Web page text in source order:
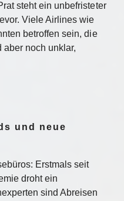
steht ein unbefristeter
Viele Airlines wie
betroffen sein, die
aber noch unklar,
und neue
Erstmals seit
droht ein
sind Abreisen